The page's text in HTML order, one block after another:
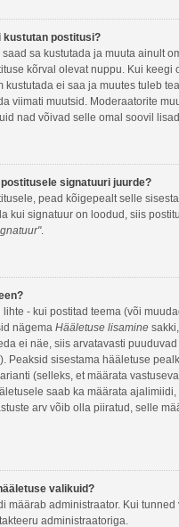
kustutan postitusi?
sa kustutada ja muuta ainult
kõrval olevat nuppu. Kui keegi
kustutada ei saa ja muutes tuleb
viimati muutsid. Moderaatorite
nad võivad selle omal soovil
signatuuri juurde?
pead kõigepealt selle
kui signatuur on loodud, siis
.
- kui postitad teema (või
nägema Hääletuse lisamine
ei näe, siis arvatavasti
Peaksid sisestama hääletuse
(selleks, et määrata
saab ka määrata
arv võib olla piiratud, selle
valikuid?
määrab administraator. Kui tunned
administraatoriga.